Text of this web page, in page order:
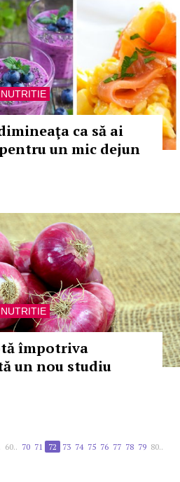
NUTRITIE
ca să ai
un mic dejun
NUTRITIE
împotriva
un nou studiu
60.. 70 71 72 73 74 75 76 77 78 79 80..